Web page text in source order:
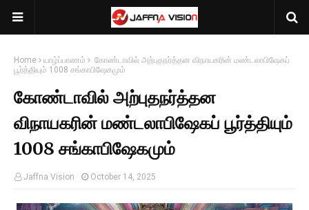
Home யாழ்ப்பாணம்
கோண்டாவில் அற்புதநர்த்தன விநாயகரின் மண்டலாபிஷேகப்
பூர்த்தியும் 1008 சங்காபிஷேகமும்
கோண்டாவில் அற்புதநர்த்தன
விநாயகரின் மண்டலாபிஷேகப் பூர்த்தியும்
1008 சங்காபிஷேகமும்
Jaffna Vision October 14, 2025